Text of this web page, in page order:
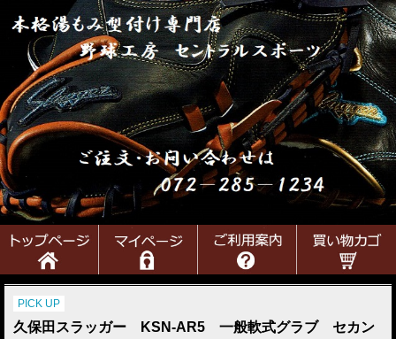
PICK UP
久保田スラッガー KSN-AR5 一般軟式グラブ セカン